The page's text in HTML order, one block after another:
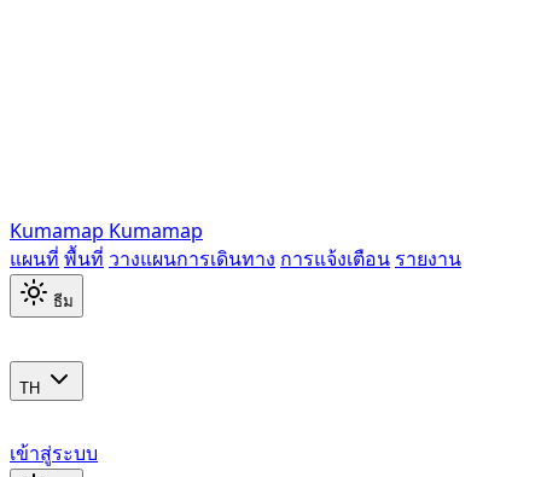
Kumamap Kumamap
แผนที่ พื้นที่ วางแผนการเดินทาง การแจ้งเตือน รายงาน
ธีม
TH
เข้าสู่ระบบ